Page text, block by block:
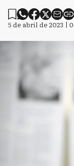
5 de abril de 2023 |